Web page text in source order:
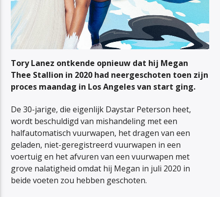
Tory Lanez ontkende opnieuw dat hij Megan
Thee Stallion in 2020 had neergeschoten toen zijn
proces maandag in Los Angeles van start ging.
De 30-jarige, die eigenlijk Daystar Peterson heet,
wordt beschuldigd van mishandeling met een
halfautomatisch vuurwapen, het dragen van een
geladen, niet-geregistreerd vuurwapen in een
voertuig en het afvuren van een vuurwapen met
grove nalatigheid omdat hij Megan in juli 2020 in
beide voeten zou hebben geschoten.